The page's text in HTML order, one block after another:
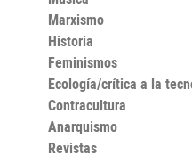
Marxismo
Historia
Feminismos
Ecología/crítica a la
Contracultura
Anarquismo
Revistas